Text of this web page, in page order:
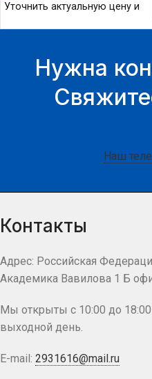
Уточнить актуальную цену и
Нужна
Наш
Контакты
Адрес: Российская
Академика Вавилова 1 Б
Мы открыты с 10:00 до
выходной день.
E-mail: 2931616@mail.ru